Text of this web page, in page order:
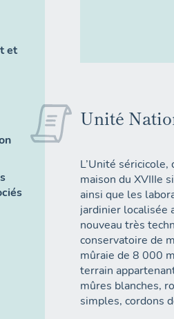
et
Unité
L’Unité
maison du XVIIIe
ainsi que les
jardinier localisée
nouveau très
conservatoire de
mûraie de 8 000
terrain
mûres blanches,
simples, cordons